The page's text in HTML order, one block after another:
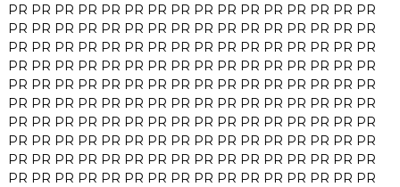
PR PR PR PR PR PR PR PR PR PR PR PR PR PR PR PR
PR PR PR PR PR PR PR PR PR PR PR PR PR PR PR PR
PR PR PR PR PR PR PR PR PR PR PR PR PR PR PR PR
PR PR PR PR PR PR PR PR PR PR PR PR PR PR PR PR
PR PR PR PR PR PR PR PR PR PR PR PR PR PR PR PR
PR PR PR PR PR PR PR PR PR PR PR PR PR PR PR PR
PR PR PR PR PR PR PR PR PR PR PR PR PR PR PR PR
PR PR PR PR PR PR PR PR PR PR PR PR PR PR PR PR
PR PR PR PR PR PR PR PR PR PR PR PR PR PR PR PR
PR PR PR PR PR PR PR PR PR PR PR PR PR PR PR PR